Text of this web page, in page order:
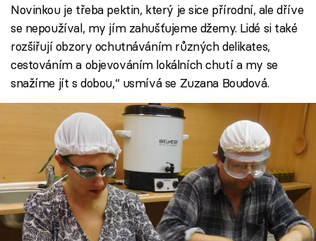
Novinkou je třeba pektin, který je sice přírodní, ale dříve
se nepoužíval, my jím zahušťujeme džemy. Lidé si také
rozšiřují obzory ochutnáváním různých delikates,
cestováním a objevováním lokálních chutí a my se
snažíme jít s dobou,“ usmívá se Zuzana Boudová.